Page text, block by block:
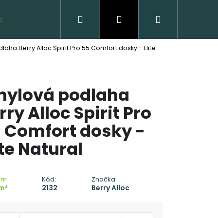
VZORKY ZDARMA Hľadať Prihlásenie
Berry Alloc Spirit Pro 55 Comfort dosky - Elite
podlaha
Alloc Spirit Pro
Comfort dosky -
Natural
Kód:
2132
Značka:
Berry Alloc
DREVENÁ PODLAHA